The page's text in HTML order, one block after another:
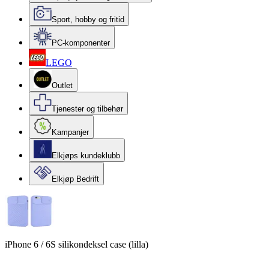
Sport, hobby og fritid
PC-komponenter
LEGO
Outlet
Tjenester og tilbehør
Kampanjer
Elkjøps kundeklubb
Elkjøp Bedrift
iPhone 6 / 6S silikondeksel case (lilla)